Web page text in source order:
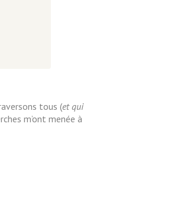
tous (et qui
m’ont menée à